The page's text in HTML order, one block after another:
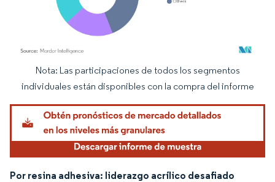
Imagen © Mordor Intelligence. El uso requiere atribución según CC BY 4.0.
Nota: Las participaciones de todos los segmentos
individuales están disponibles con la compra del informe
Por resina adhesiva: liderazgo acrílico desafiado